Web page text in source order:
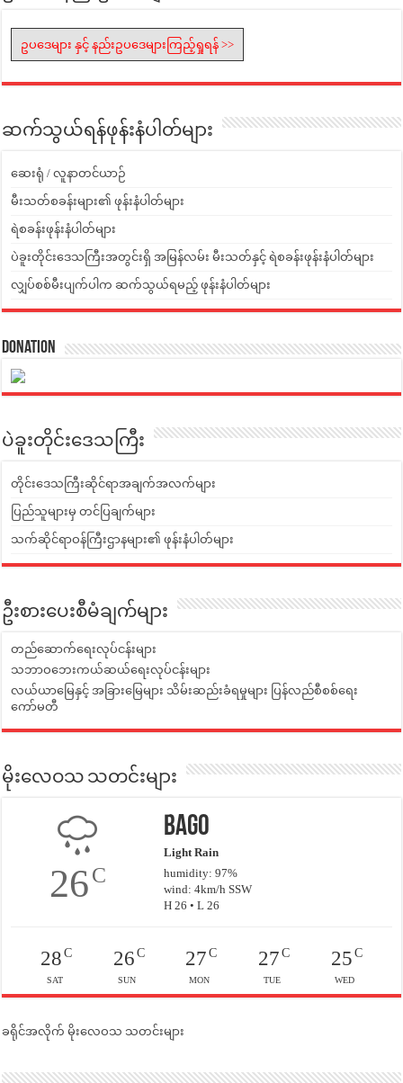
ဥပဒေများ နှင့် နည်းဥပဒေများကြည့်ရှုရန် >>
ဆက်သွယ်ရန်ဖုန်းနံပါတ်များ
ဆေးရုံ / လူနာတင်ယာဉ်
မီးသတ်စခန်းများ၏ ဖုန်းနံပါတ်များ
ရဲစခန်းဖုန်းနံပါတ်များ
ပဲခူးတိုင်းဒေသကြီးအတွင်းရှိ အမြန်လမ်း မီးသတ်နှင့် ရဲစခန်းဖုန်းနံပါတ်များ
လျှပ်စစ်မီးပျက်ပါက ဆက်သွယ်ရမည့် ဖုန်းနံပါတ်များ
Donation
ပဲခူးတိုင်းဒေသကြီး
တိုင်းဒေသကြီးဆိုင်ရာအချက်အလက်များ
ပြည်သူများမှ တင်ပြချက်များ
သက်ဆိုင်ရာဝန်ကြီးဌာနများ၏ ဖုန်းနံပါတ်များ
ဦးစားပေးစီမံချက်များ
တည်ဆောက်ရေးလုပ်ငန်းများ
သဘာဝဘေးကယ်ဆယ်ရေးလုပ်ငန်းများ
လယ်ယာမြေနှင့် အခြားမြေများ သိမ်းဆည်းခံရမှုများ ပြန်လည်စီစစ်ရေး
ကော်မတီ
မိုးလေဝသ သတင်းများ
26C
Bago
Light Rain
humidity: 97%
wind: 4km/h SSW
H 26 • L 26
28C
SAT
26C
SUN
27 C
MON
27C
TUE
25C
WED
ခရိုင်အလိုက် မိုးလေဝသ သတင်းများ